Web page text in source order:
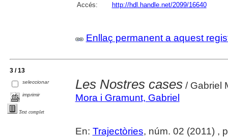
Accés:
http://hdl.handle.net/2099/16640
Enllaç permanent a aquest
3 / 13
seleccionar
imprimir
Text complet
Les Nostres cases/ Gabriel
Mora i Gramunt, Gabriel
En: Trajectòries, núm. 02 (2011) ,